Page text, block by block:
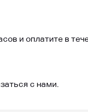
и оплатите в
с нами.